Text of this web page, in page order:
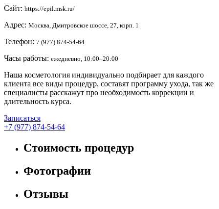
Сайт: https://epil.msk.ru/
Адрес: Москва, Дмитровское шоссе, 27, корп. 1
Телефон: 7 (977) 874-54-64
Часы работы: ежедневно, 10:00–20:00
Наша косметология индивидуально подбирает для каждого
клиента все виды процедур, составят программу ухода, так же
специалисты расскажут про необходимость коррекции и
длительность курса.
Записаться
+7 (977) 874-54-64
Стоимость процедур
Фотографии
Отзывы